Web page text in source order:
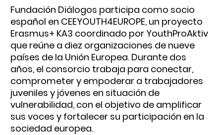
Fundación Diálogos participa como socio
español en CEEYOUTH4EUROPE, un proyecto
Erasmus+ KA3 coordinado por YouthProAktiv
que reúne a diez organizaciones de nueve
países de la Unión Europea. Durante dos
años, el consorcio trabaja para conectar,
comprometer y empoderar a trabajadores
juveniles y jóvenes en situación de
vulnerabilidad, con el objetivo de amplificar
sus voces y fortalecer su participación en la
sociedad europea.